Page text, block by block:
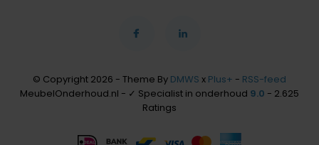
© Copyright 2026 - Theme By DMWS x Plus+ - RSS-feed
MeubelOnderhoud.nl - ✓ Specialist in onderhoud 9.0 - 2.625
Ratings